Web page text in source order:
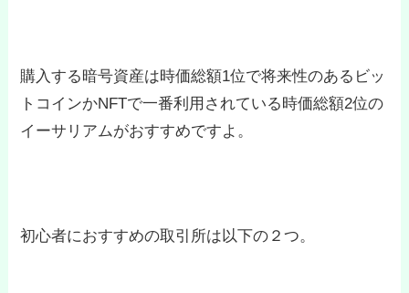
購入する暗号資産は時価総額1位で将来性のあるビッ
トコインかNFTで一番利用されている時価総額2位の
イーサリアムがおすすめですよ。
初心者におすすめの取引所は以下の２つ。